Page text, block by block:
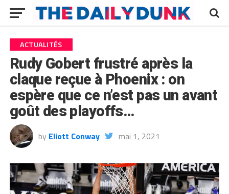
ACTUALITÉS
Rudy Gobert frustré après la
claque reçue à Phoenix : on
espère que ce n’est pas un avant
goût des playoffs…
by Eliott Conway mai 1, 2021